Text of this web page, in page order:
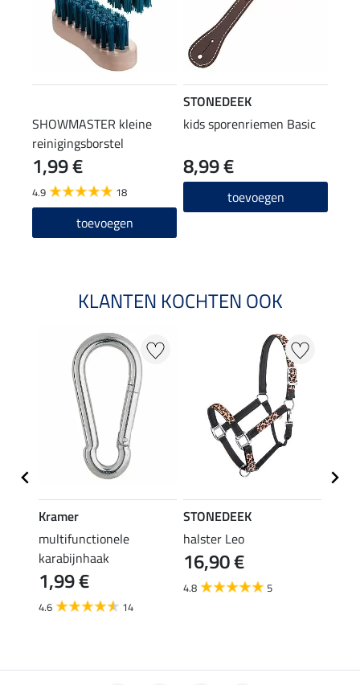
SHOWMASTER kleine
reinigingsborstel
1,99 €
4.9 18
toevoegen
STONEDEEK
kids sporenriemen Basic
8,99 €
toevoegen
KLANTEN KOCHTEN OOK
Kramer
multifunctionele
karabijnhaak
1,99 €
4.6 14
STONEDEEK
halster Leo
16,90 €
4.8 5